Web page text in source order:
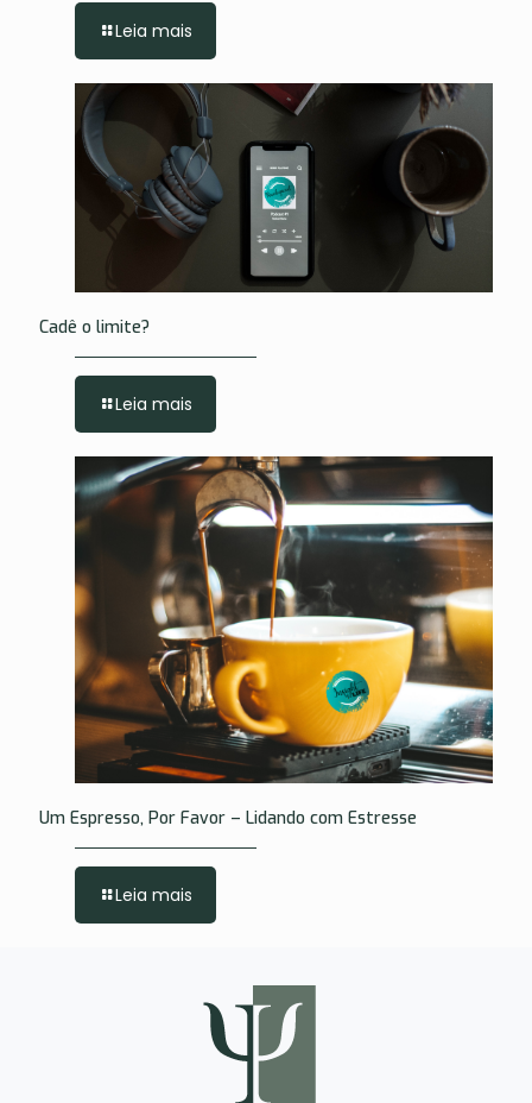
Leia mais
Cadê o limite?
Leia mais
Um Espresso, Por Favor – Lidando com Estresse
Leia mais